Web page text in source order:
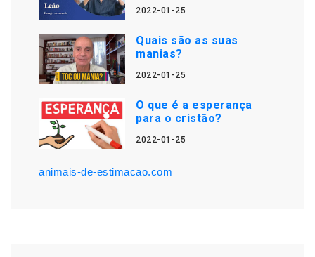
2022-01-25
Quais são as suas
manias?
2022-01-25
O que é a esperança
para o cristão?
2022-01-25
animais-de-estimacao.com